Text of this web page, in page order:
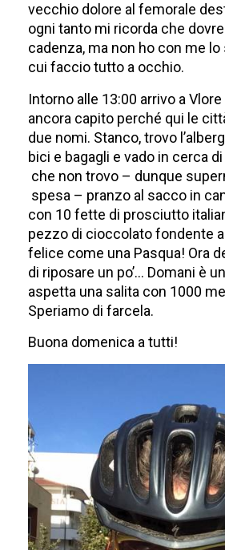
vecchio dolore al femorale
ogni tanto mi ricorda che
cadenza, ma non ho con me
cui faccio tutto a occhio.
Intorno alle 13:00 arrivo a
ancora capito perché qui le
due nomi. Stanco, trovo
bici e bagagli e vado in cerca
che non trovo – dunque
spesa – pranzo al sacco in
con 10 fette di prosciutto
pezzo di cioccolato fondente
felice come una Pasqua! Ora
di riposare un po’… Domani è
aspetta una salita con 1000
Speriamo di farcela.
Buona domenica a tutti!